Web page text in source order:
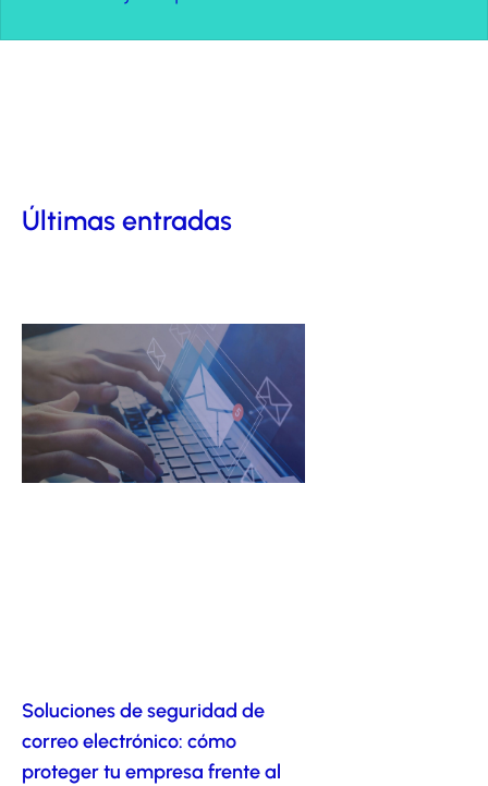
Últimas entradas
Soluciones de seguridad de
correo electrónico: cómo
proteger tu empresa frente al